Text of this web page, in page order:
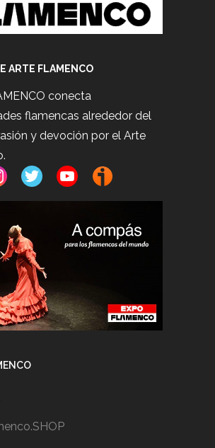
ARTE FLAMENCO
conecta
flamencas alrededor del
y devoción por el Arte